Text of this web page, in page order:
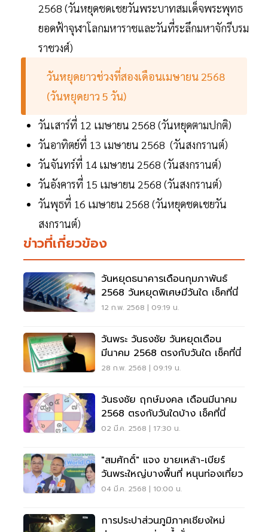
2568 (วันหยุดชดเชยวันพระบาทสมเด็จพระพุทธ
ยอดฟ้าจุฬาโลกมหาราชและวันที่ระลึกมหาจักรีบรม
ราชวงศ์)
วันหยุดยาวช่วงที่สองเดือนเมษายน 2568
(วันหยุดยาว 5 วัน)
วันเสาร์ที่ 12 เมษายน 2568 (วันหยุดตามปกติ)
วันอาทิตย์ที่ 13 เมษายน 2568 (วันสงกรานต์)
วันจันทร์ที่ 14 เมษายน 2568 (วันสงกรานต์)
วันอังคารที่ 15 เมษายน 2568 (วันสงกรานต์)
วันพุธที่ 16 เมษายน 2568 (วันหยุดชดเชยวัน
สงกรานต์)
ข่าวที่เกี่ยวข้อง
วันหยุดธนาคารเดือนกุมภาพันธ์
2568 วันหยุดพิเศษมีวันใด เช็คที่นี่
12 ก.พ. 2568 | 09:19 น.
วันพระ วันธงชัย วันหยุดเดือน
มีนาคม 2568 ตรงกับวันใด เช็คที่นี่
28 ก.พ. 2568 | 09:19 น.
วันธงชัย ฤกษ์มงคล เดือนมีนาคม
2568 ตรงกับวันใดบ้าง เช็คที่นี่
02 มี.ค. 2568 | 17:30 น.
"สมศักดิ์" แจง ขายเหล้า-เบียร์
วันพระใหญ่บางพื้นที่ หนุนท่องเที่ยว
04 มี.ค. 2568 | 10:00 น.
การประปาส่วนภูมิภาคเชียงใหม่